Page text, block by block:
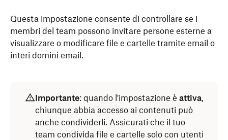
Questa impostazione consente di controllare se i
membri del team possono invitare persone esterne a
visualizzare o modificare file e cartelle tramite email o
interi domini email.
Importante: quando l'impostazione è attiva,
chiunque abbia accesso ai contenuti può
anche condividerli. Assicurati che il tuo
team condivida file e cartelle solo con utenti